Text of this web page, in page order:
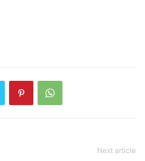
Next article